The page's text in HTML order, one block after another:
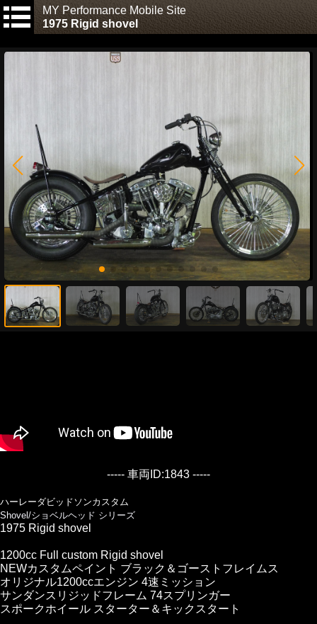
MY Performance Mobile Site
1975 Rigid shovel
----- 車両ID:1843 -----
ハーレーダビッドソンカスタム
Shovel/ショベルヘッド シリーズ
1975 Rigid shovel
1200cc Full custom Rigid shovel
NEWカスタムペイント ブラック＆ゴーストフレイムス
オリジナル1200ccエンジン 4速ミッション
サンダンスリジッドフレーム 74スプリンガー
スポークホイール スターター＆キックスタート